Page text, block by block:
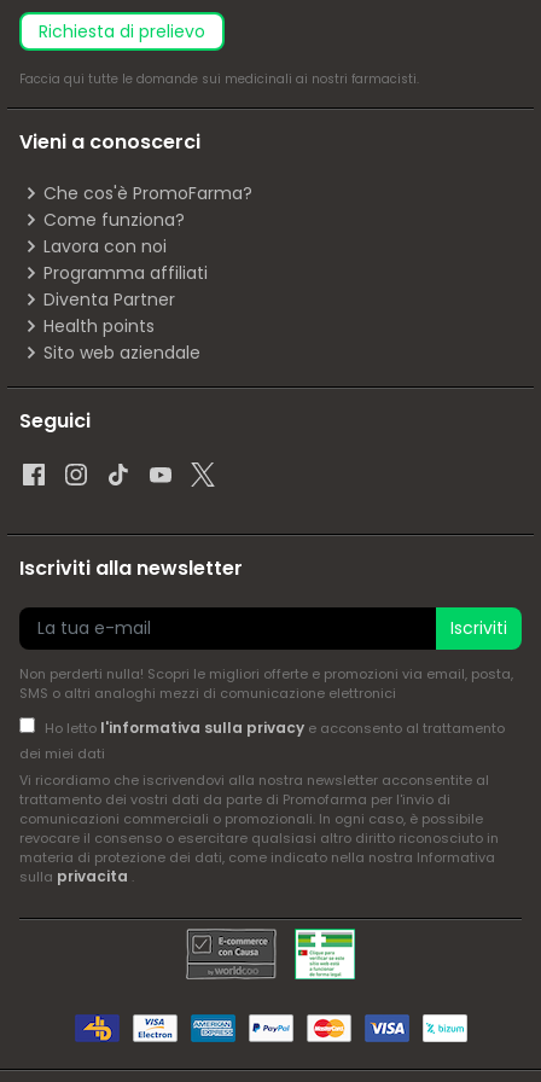
richiesta di prelievo
Faccia qui tutte le domande sui medicinali ai nostri farmacisti.
Vieni a conoscerci
Che cos'è PromoFarma?
Come funziona?
Lavora con noi
Programma affiliati
Diventa Partner
Health points
Sito web aziendale
Seguici
Iscriviti alla newsletter
Iscriviti
Non perderti nulla! Scopri le migliori offerte e promozioni via email, posta,
SMS o altri analoghi mezzi di comunicazione elettronici
Ho letto l'informativa sulla privacye acconsento al trattamento
dei miei dati
Vi ricordiamo che iscrivendovi alla nostra newsletter acconsentite al
trattamento dei vostri dati da parte di Promofarma per l'invio di
comunicazioni commerciali o promozionali. In ogni caso, è possibile
revocare il consenso o esercitare qualsiasi altro diritto riconosciuto in
materia di protezione dei dati, come indicato nella nostra Informativa
sulla privacita .